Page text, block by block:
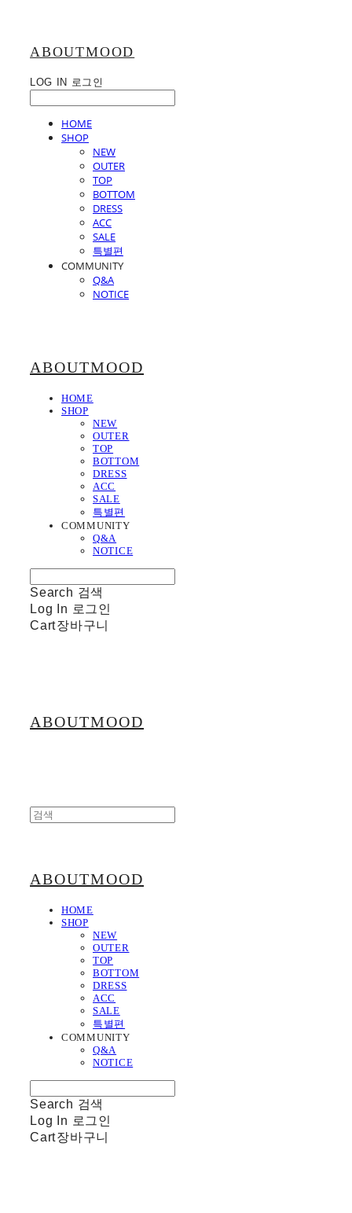
ABOUTMOOD
LOG IN 로그인
HOME
SHOP
NEW
OUTER
TOP
BOTTOM
DRESS
ACC
SALE
특별편
COMMUNITY
Q&A
NOTICE
ABOUTMOOD
HOME
SHOP
NEW
OUTER
TOP
BOTTOM
DRESS
ACC
SALE
특별편
COMMUNITY
Q&A
NOTICE
Search 검색
Log In 로그인
Cart장바구니
ABOUTMOOD
ABOUTMOOD
HOME
SHOP
NEW
OUTER
TOP
BOTTOM
DRESS
ACC
SALE
특별편
COMMUNITY
Q&A
NOTICE
Search 검색
Log In 로그인
Cart장바구니